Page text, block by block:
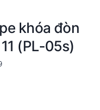
khóa đòn
(PL-05s)